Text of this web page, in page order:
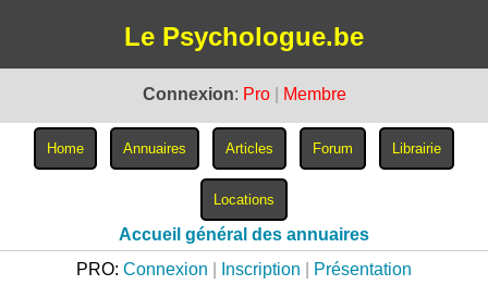
Le Psychologue.be
Connexion: Pro Membre
Accueil général des annuaires
PRO: Connexion Inscription Présentation